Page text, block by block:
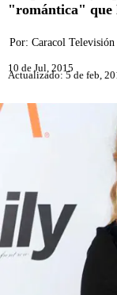
"romántica" que
Por: Caracol Televisión
10 de Jul, 2015
Actualizado: 5 de feb,